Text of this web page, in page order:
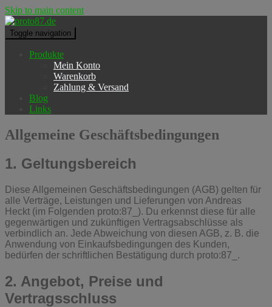
Skip to main content
Toggle navigation
Produkte
Mein Konto
Warenkorb
Zahlung & Versand
Blog
Links
Allgemeine Geschäftsbedingungen
1. Geltungsbereich
Diese Allgemeinen Geschäftsbedingungen (AGB) gelten für
alle Verträge, Leistungen und Lieferungen von Andreas
Heckt (im Folgenden proto:87_). Du erkennst diese für alle
gegenwärtigen und zukünftigen Vertragsabschlüsse als
verbindlich an. Jede Abweichung von diesen AGB, z. B. die
Anwendung von Einkaufsbedingungen des Kunden,
bedürfen der schriftlichen Bestätigung durch proto:87_.
2. Angebot, Preise und
Vertragsschluss